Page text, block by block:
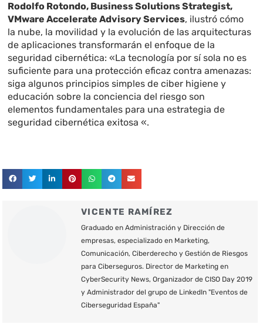
Rodolfo Rotondo, Business Solutions Strategist,
VMware Accelerate Advisory Services, ilustró cómo
la nube, la movilidad y la evolución de las arquitecturas
de aplicaciones transformarán el enfoque de la
seguridad cibernética: «La tecnología por sí sola no es
suficiente para una protección eficaz contra amenazas:
siga algunos principios simples de ciber higiene y
educación sobre la conciencia del riesgo son
elementos fundamentales para una estrategia de
seguridad cibernética exitosa «.
VICENTE RAMÍREZ
Graduado en Administración y Dirección de
empresas, especializado en Marketing,
Comunicación, Ciberderecho y Gestión de Riesgos
para Ciberseguros. Director de Marketing en
CyberSecurity News, Organizador de CISO Day 2019
y Administrador del grupo de LinkedIn "Eventos de
Ciberseguridad España"